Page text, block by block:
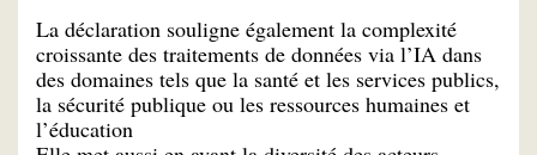
La déclaration souligne également la complexité
croissante des traitements de données via l’IA dans
des domaines tels que la santé et les services publics,
la sécurité publique ou les ressources humaines et
l’éducation